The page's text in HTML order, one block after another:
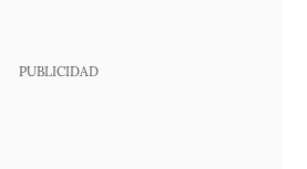
PUBLICIDAD